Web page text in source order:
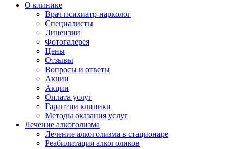
О клинике
Врач психиатр-нарколог
Специалисты
Лицензии
Фотогалерея
Цены
Отзывы
Вопросы и ответы
Акции
Акции
Оплата услуг
Гарантии клиники
Методы оказания услуг
Лечение алкоголизма
Лечение алкоголизма в стационаре
Реабилитация алкоголиков